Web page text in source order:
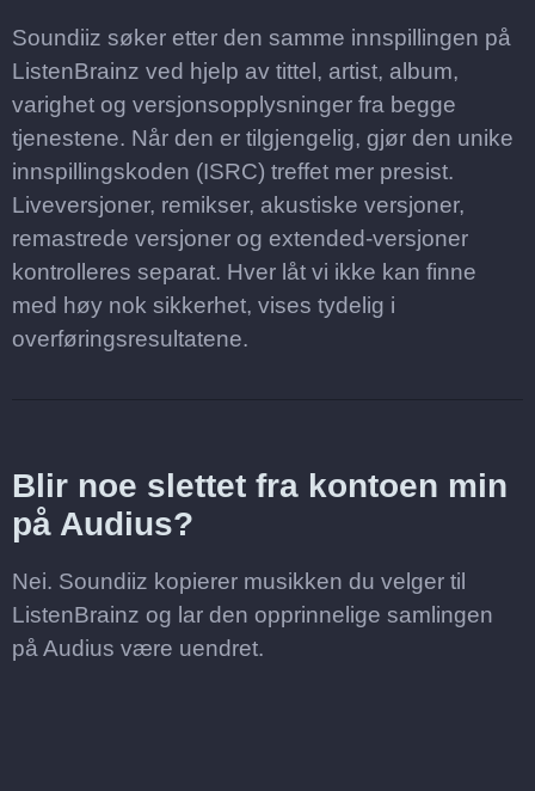
Soundiiz søker etter den samme innspillingen på
ListenBrainz ved hjelp av tittel, artist, album,
varighet og versjonsopplysninger fra begge
tjenestene. Når den er tilgjengelig, gjør den unike
innspillingskoden (ISRC) treffet mer presist.
Liveversjoner, remikser, akustiske versjoner,
remastrede versjoner og extended-versjoner
kontrolleres separat. Hver låt vi ikke kan finne
med høy nok sikkerhet, vises tydelig i
overføringsresultatene.
Blir noe slettet fra kontoen min
på Audius?
Nei. Soundiiz kopierer musikken du velger til
ListenBrainz og lar den opprinnelige samlingen
på Audius være uendret.